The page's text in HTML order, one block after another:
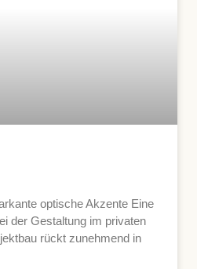
optische Akzente Eine
der Gestaltung im privaten
rückt zunehmend in